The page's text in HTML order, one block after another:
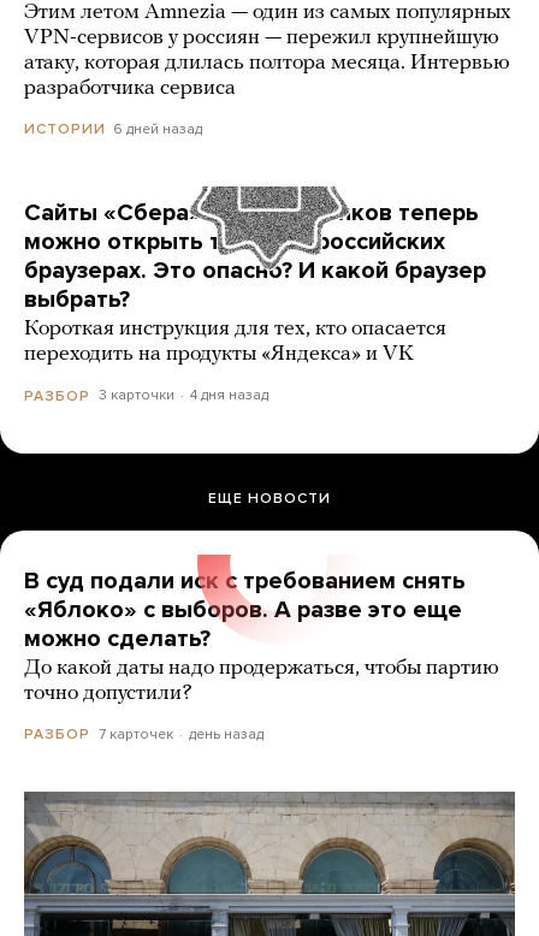
Этим летом Amnezia — один из самых популярных
VPN-сервисов у россиян — пережил крупнейшую
атаку, которая длилась полтора месяца. Интервью
разработчика сервиса
ИСТОРИИ 6 дней назад
Сайты «Сбера» и других банков теперь
можно открыть только в российских
браузерах. Это опасно? И какой браузер
выбрать?
Короткая инструкция для тех, кто опасается
переходить на продукты «Яндекса» и VK
РАЗБОР 3 карточки 4 дня назад
ЕЩЕ НОВОСТИ
В суд подали иск с требованием снять
«Яблоко» с выборов. А разве это еще
можно сделать?
До какой даты надо продержаться, чтобы партию
точно допустили?
РАЗБОР 7 карточек день назад